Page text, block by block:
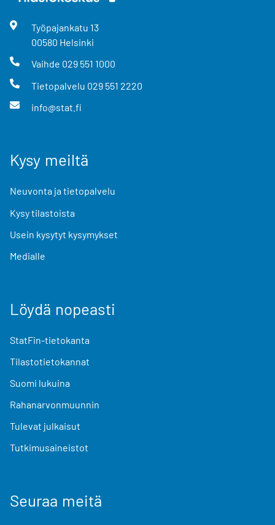
Työpajankatu 13
00580 Helsinki
Vaihde 029 551 1000
Tietopalvelu 029 551 2220
info@stat.fi
Kysy meiltä
Neuvonta ja tietopalvelu
Kysy tilastoista
Usein kysytyt kysymykset
Medialle
Löydä nopeasti
StatFin-tietokanta
Tilastotietokannat
Suomi lukuina
Rahanarvonmuunnin
Tulevat julkaisut
Tutkimusaineistot
Seuraa meitä